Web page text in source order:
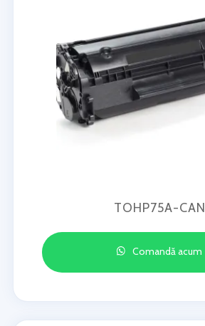
TOHP75A-CAN
Comandă acum